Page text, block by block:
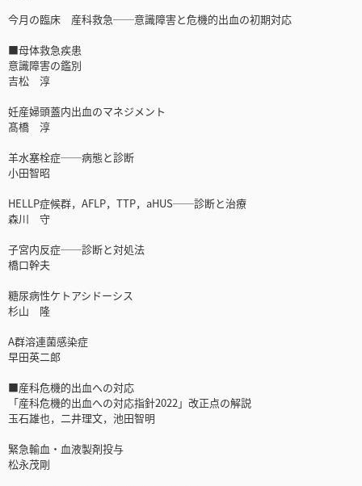
今月の臨床 産科救急──意識障害と危機的出血の初期対応
■母体救急疾患
意識障害の鑑別
吉松 淳
妊産婦頭蓋内出血のマネジメント
髙橋 淳
羊水塞栓症──病態と診断
小田智昭
HELLP症候群，AFLP，TTP，aHUS──診断と治療
森川 守
子宮内反症──診断と対処法
橋口幹夫
糖尿病性ケトアシドーシス
杉山 隆
A群溶連菌感染症
早田英二郎
■産科危機的出血への対応
「産科危機的出血への対応指針2022」改正点の解説
玉石雄也，二井理文，池田智明
緊急輸血・血液製剤投与
松永茂剛